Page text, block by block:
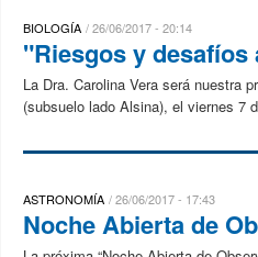
BIOLOGÍA 26/06/2017 - 20:14
"Riesgos y
La Dra. Carolina Vera será nuestra
(subsuelo lado Alsina), el viernes 7
ASTRONOMÍA 26/06/2017 - 17:43
Noche Abierta de